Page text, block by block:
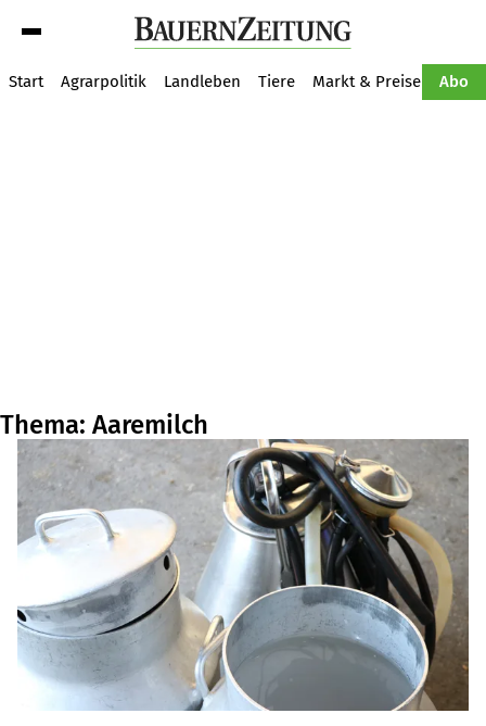
Start Agrarpolitik Landleben Tiere Markt & Preise Abo
Thema: Aaremilch